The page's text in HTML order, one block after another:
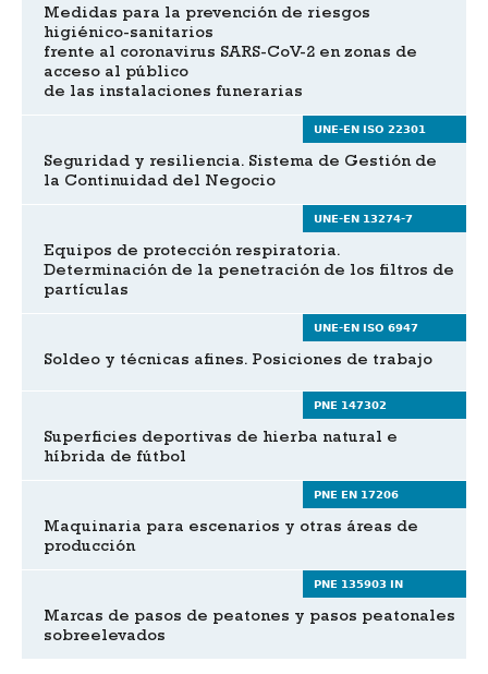
Medidas para la prevención de riesgos
higiénico-sanitarios
frente al coronavirus SARS-CoV-2 en zonas de
acceso al público
de las instalaciones funerarias
UNE-EN ISO 22301
Seguridad y resiliencia. Sistema de Gestión de
la Continuidad del Negocio
UNE-EN 13274-7
Equipos de protección respiratoria.
Determinación de la penetración de los filtros de
partículas
UNE-EN ISO 6947
Soldeo y técnicas afines. Posiciones de trabajo
PNE 147302
Superficies deportivas de hierba natural e
híbrida de fútbol
PNE EN 17206
Maquinaria para escenarios y otras áreas de
producción
PNE 135903 IN
Marcas de pasos de peatones y pasos peatonales
sobreelevados